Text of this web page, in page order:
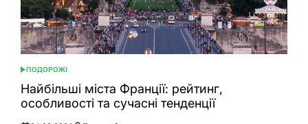
ОПУБЛІКУВАТИ
У
ПОДОРОЖІ
Найбільші міста Франції: рейтинг,
особливості та сучасні тенденції